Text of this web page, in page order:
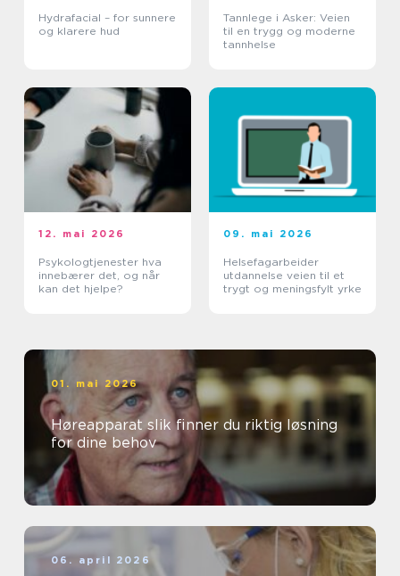
Hydrafacial – for sunnere
og klarere hud
Tannlege i Asker: Veien
til en trygg og moderne
tannhelse
12. mai 2026
Psykologtjenester hva
innebærer det, og når
kan det hjelpe?
09. mai 2026
Helsefagarbeider
utdannelse veien til et
trygt og meningsfylt yrke
01. mai 2026
Høreapparat slik finner du riktig løsning
for dine behov
06. april 2026